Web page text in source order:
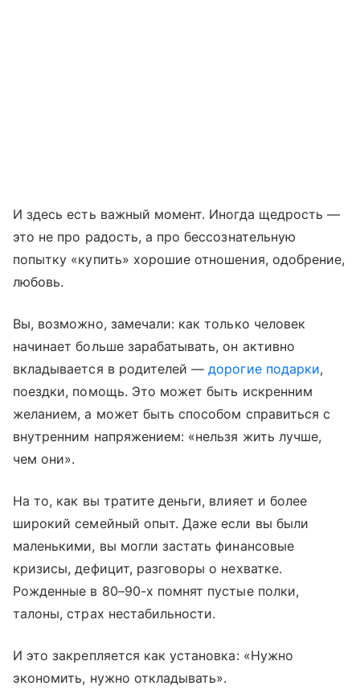
И здесь есть важный момент. Иногда щедрость —
это не про радость, а про бессознательную
попытку «купить» хорошие отношения, одобрение,
любовь.
Вы, возможно, замечали: как только человек
начинает больше зарабатывать, он активно
вкладывается в родителей —дорогие подарки,
поездки, помощь. Это может быть искренним
желанием, а может быть способом справиться с
внутренним напряжением: «нельзя жить лучше,
чем они».
На то, как вы тратите деньги, влияет и более
широкий семейный опыт. Даже если вы были
маленькими, вы могли застать финансовые
кризисы, дефицит, разговоры о нехватке.
Рожденные в 80–90-х помнят пустые полки,
талоны, страх нестабильности.
И это закрепляется как установка: «Нужно
экономить, нужно откладывать».